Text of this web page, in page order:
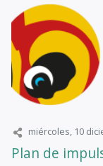
miércoles, 10
Plan de